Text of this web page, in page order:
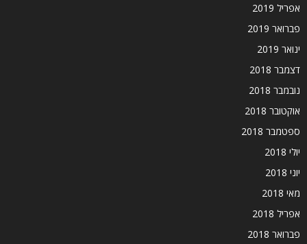
אפריל 2019
פברואר 2019
ינואר 2019
דצמבר 2018
נובמבר 2018
אוקטובר 2018
ספטמבר 2018
יולי 2018
יוני 2018
מאי 2018
אפריל 2018
פברואר 2018